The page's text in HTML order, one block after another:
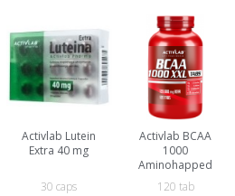
Activlab Lutein
Extra 40 mg
30 caps
Activlab BCAA
1000
Aminohapped
120 tab